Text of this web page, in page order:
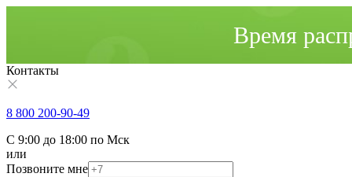
Время
Контакты
8 800 200-90-49
С 9:00 до 18:00 по Мск
или
Позвоните мне